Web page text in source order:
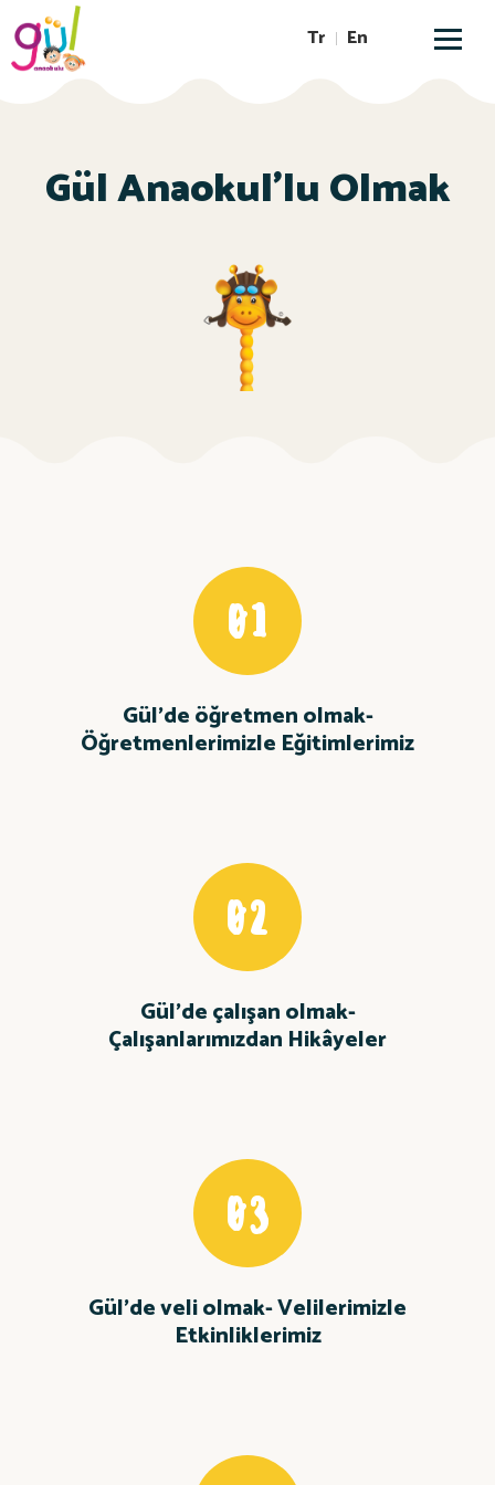
Tr En
Gül Anaokul'lu Olmak
01
Gül’de öğretmen olmak-
Öğretmenlerimizle Eğitimlerimiz
02
Gül’de çalışan olmak-
Çalışanlarımızdan Hikâyeler
03
Gül’de veli olmak- Velilerimizle
Etkinliklerimiz